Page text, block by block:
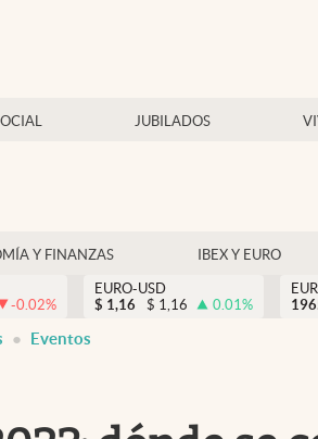
JUBILADOS
Y FINANZAS IBEX Y EURO
-0.02%
EURO-USD
$ 1,16 $ 1,16 0.01%
Eventos